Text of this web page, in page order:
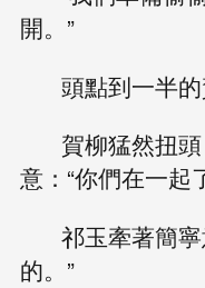
開。”
頭點到一半
賀柳猛然扭
意：“你們在一起
祁玉牽著簡
的。”